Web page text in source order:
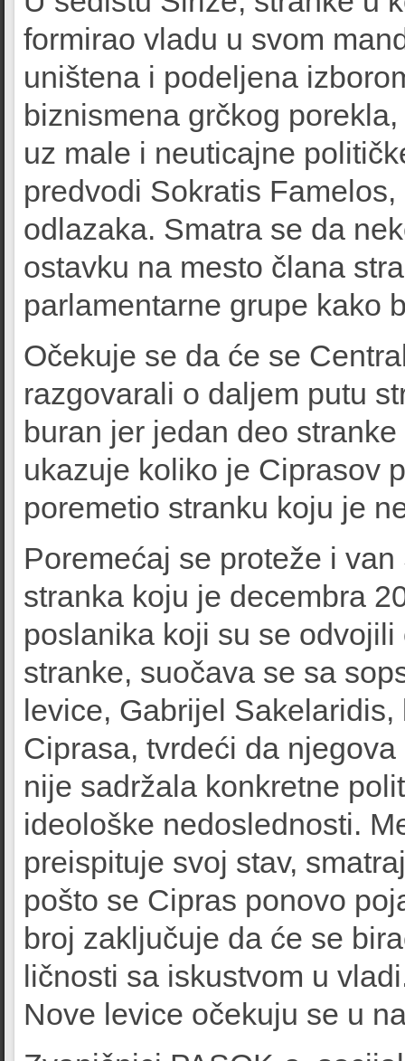
formirao vladu u svom
uništena i podeljena
biznismena grčkog
uz male i neuticajne
predvodi Sokratis
odlazaka. Smatra se da
ostavku na mesto člana
parlamentarne grupe kako
Očekuje se da će se
razgovarali o daljem putu
buran jer jedan deo
ukazuje koliko je Ciprasov
poremetio stranku koju je
Poremećaj se proteže i
stranka koju je decembra
poslanika koji su se
stranke, suočava se sa
levice, Gabrijel
Ciprasa, tvrdeći da
nije sadržala konkretne
ideološke nedoslednosti.
preispituje svoj stav,
pošto se Cipras ponovo
broj zaključuje da će se
ličnosti sa iskustvom u
Nove levice očekuju se u